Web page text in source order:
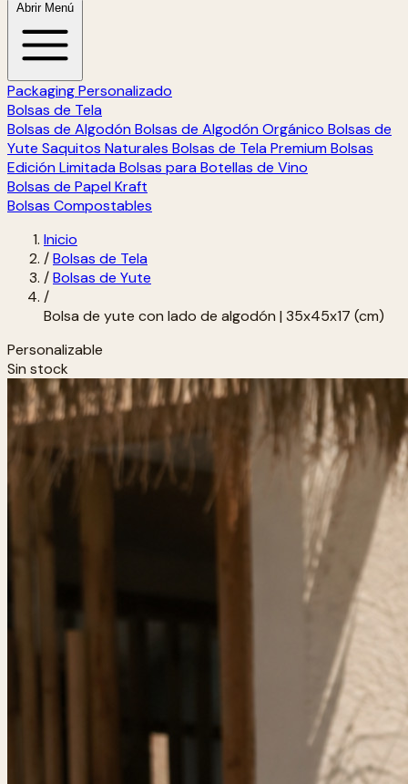
Abrir Menú
Packaging Personalizado
Bolsas de Tela
Bolsas de Algodón Bolsas de Algodón Orgánico Bolsas de
Yute Saquitos Naturales Bolsas de Tela Premium Bolsas
Edición Limitada Bolsas para Botellas de Vino
Bolsas de Papel Kraft
Bolsas Compostables
Inicio
/Bolsas de Tela
/Bolsas de Yute
/
Bolsa de yute con lado de algodón | 35x45x17 (cm)
Personalizable
Sin stock